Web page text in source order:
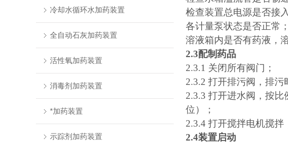
冷却水循环水加药装置
全自动石灰加药装置
活性氧加药装置
消毒剂加药装置
*加药装置
示踪剂加药装置
检查装置总电源是否接
各计量泵状态是否正常；
溶液箱内是否有药液，
2.3配制药品
2.3.1 关闭所有阀门；
2.3.2 打开排污阀，排污
2.3.3 打开进水阀，按
位）；
2.3.4 打开搅拌电机搅拌
2.4装置启动